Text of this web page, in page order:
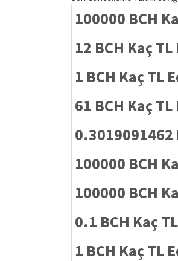
100000 BCH
12 BCH Kaç
1 BCH Kaç TL
61 BCH Kaç TL
0.3019091462
100000 BCH
100000 BCH
0.1 BCH Kaç
1 BCH Kaç TL